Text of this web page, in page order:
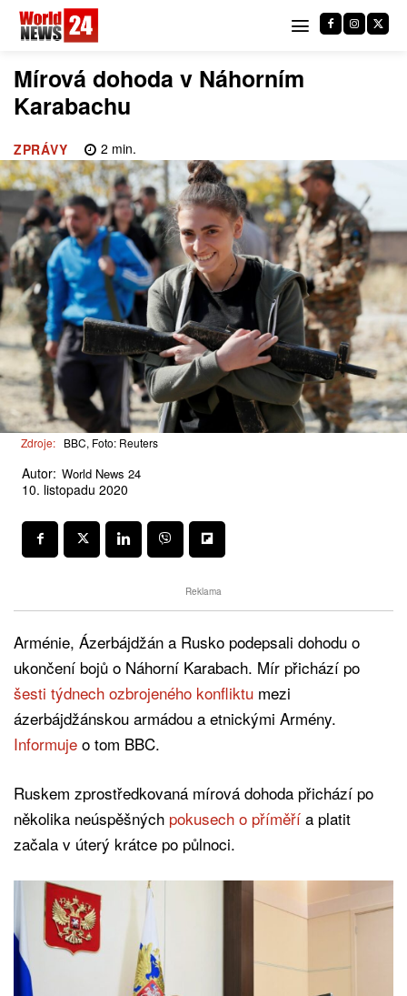
Mírová dohoda v Náhorním
Karabachu
ZPRÁVY 2 min.
Zdroje: BBC, Foto: Reuters
Autor: World News 24
10. listopadu 2020
Reklama
Arménie, Ázerbájdžán a Rusko podepsali dohodu o
ukončení bojů o Náhorní Karabach. Mír přichází po
šesti týdnech ozbrojeného konfliktu mezi
ázerbájdžánskou armádou a etnickými Armény.
Informuje o tom BBC.
Ruskem zprostředkovaná mírová dohoda přichází po
několika neúspěšných pokusech o příměří a platit
začala v úterý krátce po půlnoci.